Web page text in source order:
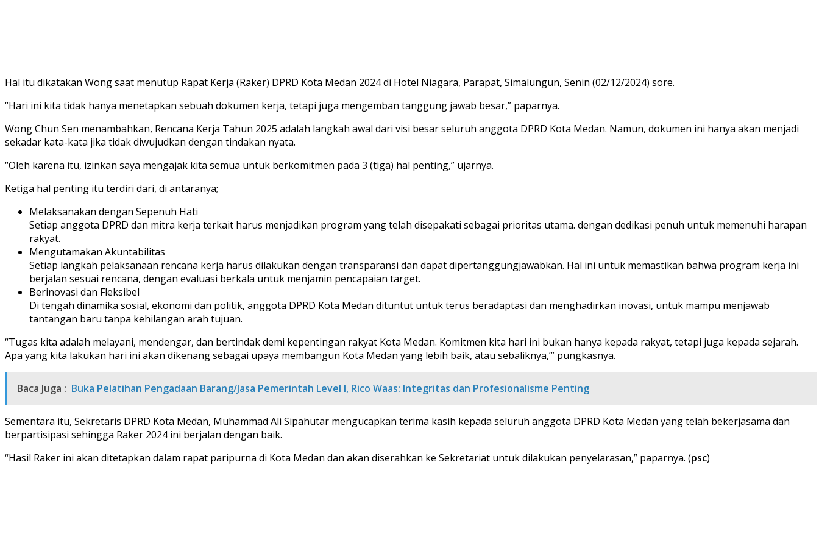
Hal itu dikatakan Wong saat menutup Rapat Kerja (Raker) DPRD Kota Medan 2024 di Hotel Niagara, Parapat, Simalungun, Senin (02/12/2024) sore.
“Hari ini kita tidak hanya menetapkan sebuah dokumen kerja, tetapi juga mengemban tanggung jawab besar,” paparnya.
Wong Chun Sen menambahkan, Rencana Kerja Tahun 2025 adalah langkah awal dari visi besar seluruh anggota DPRD Kota Medan. Namun, dokumen ini hanya akan menjadi
sekadar kata-kata jika tidak diwujudkan dengan tindakan nyata.
“Oleh karena itu, izinkan saya mengajak kita semua untuk berkomitmen pada 3 (tiga) hal penting,” ujarnya.
Ketiga hal penting itu terdiri dari, di antaranya;
Melaksanakan dengan Sepenuh Hati
Setiap anggota DPRD dan mitra kerja terkait harus menjadikan program yang telah disepakati sebagai prioritas utama. dengan dedikasi penuh untuk memenuhi harapan
rakyat.
Mengutamakan Akuntabilitas
Setiap langkah pelaksanaan rencana kerja harus dilakukan dengan transparansi dan dapat dipertanggungjawabkan. Hal ini untuk memastikan bahwa program kerja ini
berjalan sesuai rencana, dengan evaluasi berkala untuk menjamin pencapaian target.
Berinovasi dan Fleksibel
Di tengah dinamika sosial, ekonomi dan politik, anggota DPRD Kota Medan dituntut untuk terus beradaptasi dan menghadirkan inovasi, untuk mampu menjawab
tantangan baru tanpa kehilangan arah tujuan.
“Tugas kita adalah melayani, mendengar, dan bertindak demi kepentingan rakyat Kota Medan. Komitmen kita hari ini bukan hanya kepada rakyat, tetapi juga kepada sejarah.
Apa yang kita lakukan hari ini akan dikenang sebagai upaya membangun Kota Medan yang lebih baik, atau sebaliknya,’” pungkasnya.
Baca Juga : Buka Pelatihan Pengadaan Barang/Jasa Pemerintah Level I, Rico Waas: Integritas dan Profesionalisme Penting
Sementara itu, Sekretaris DPRD Kota Medan, Muhammad Ali Sipahutar mengucapkan terima kasih kepada seluruh anggota DPRD Kota Medan yang telah bekerjasama dan
berpartisipasi sehingga Raker 2024 ini berjalan dengan baik.
“Hasil Raker ini akan ditetapkan dalam rapat paripurna di Kota Medan dan akan diserahkan ke Sekretariat untuk dilakukan penyelarasan,” paparnya. (psc)